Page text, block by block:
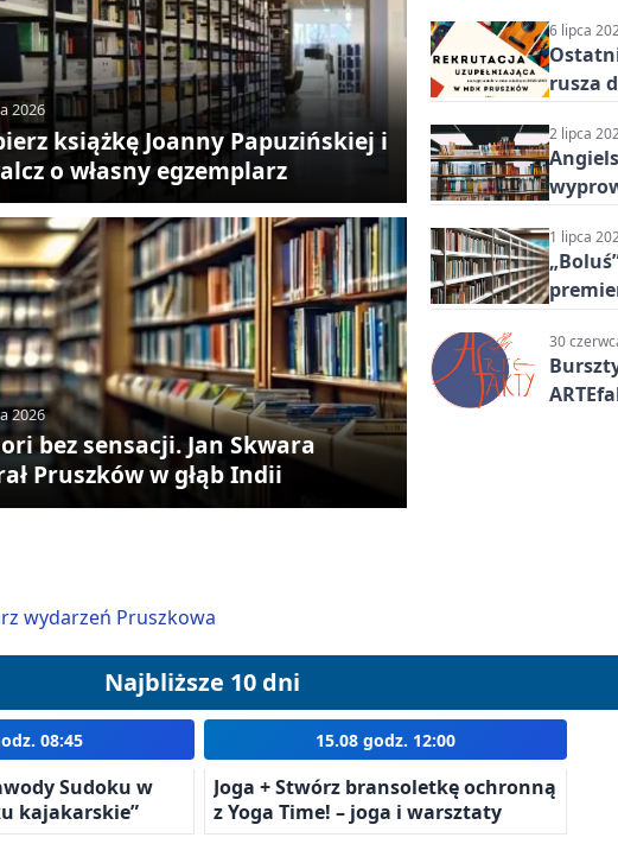
2026
książkę Joanny Papuzińskiej i
o własny egzemplarz
2026
bez sensacji. Jan Skwara
Pruszków w głąb Indii
6 lipca
rusza
zajęcia
2 lipca
1 lipca
30
wydarzeń Pruszkowa
Najbliższe 10 dni
08:45
Sudoku w
kajakarskie”
15.08 godz. 12:00
Joga + Stwórz bransoletkę ochronną
z Yoga Time! – joga i warsztaty